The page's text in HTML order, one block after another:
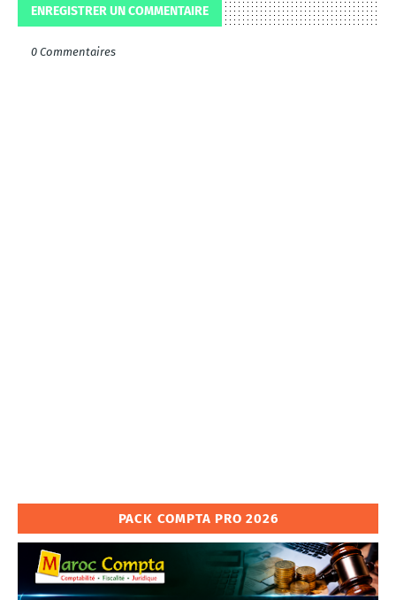
ENREGISTRER UN COMMENTAIRE
0 Commentaires
PACK COMPTA PRO 2026